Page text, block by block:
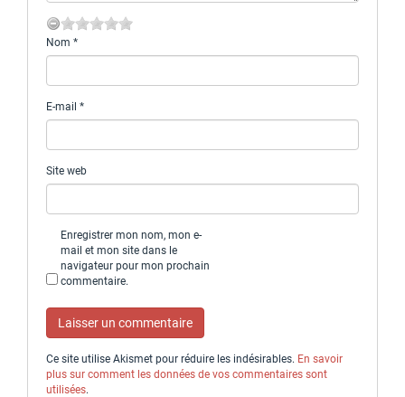
Nom *
E-mail *
Site web
Enregistrer mon nom, mon e-
mail et mon site dans le
navigateur pour mon prochain
commentaire.
Ce site utilise Akismet pour réduire les indésirables. En savoir
plus sur comment les données de vos commentaires sont
utilisées.